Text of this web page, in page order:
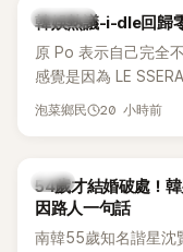
熱議討論
韓娛熱議-i-dle回歸
原 Po 表示自己完全
感覺是因為 LE
泡菜鄉民 20 小時前
韓星
54歲才結婚破處！韓
因路人一句話
南韓55歲知名諧星沈